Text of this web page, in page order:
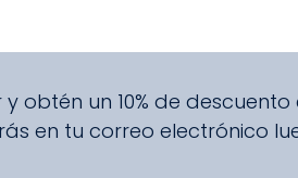
obtén un 10% de
en tu correo electrónico